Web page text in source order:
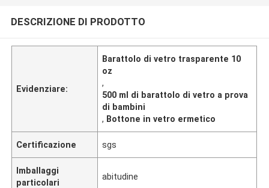
DESCRIZIONE DI PRODOTTO
Evidenziare:
Barattolo di vetro trasparente 10
oz
,
500 ml di barattolo di vetro a prova
di bambini
, Bottone in vetro ermetico
Certificazione sgs
Imballaggi
particolari
abitudine